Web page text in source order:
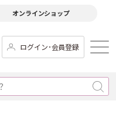
オンラインショップ
ログイン･会員登録